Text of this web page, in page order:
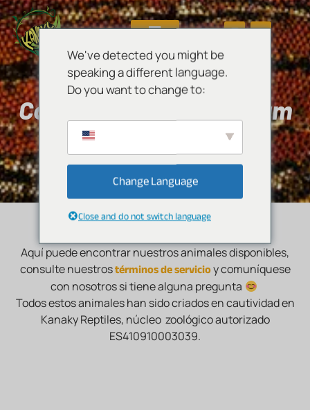
Correlophus sarasinorum
Aquí puede encontrar nuestros animales disponibles,
consulte nuestrostérminos de servicioy comuníquese
con nosotros si tiene alguna pregunta
Todos estos animales han sido criados en cautividad en
Kanaky Reptiles, núcleo zoológico autorizado
ES410910003039.
We've detected you might be
speaking a different language.
Do you want to change to:
Change Language
Close and do not switch language